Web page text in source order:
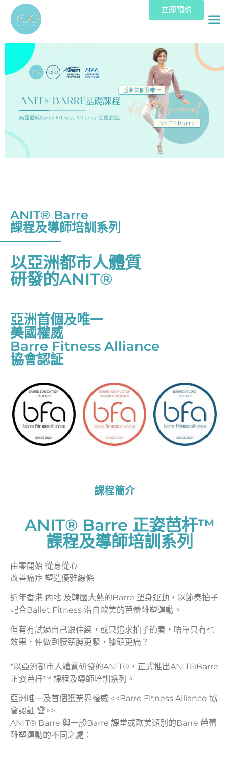
立即預約
ANIT® Barre
課程及導師培訓系列
以亞洲都市人體質
研發的ANIT®
亞洲首個及唯一
美國權威
Barre Fitness Alliance
協會認証
課程簡介
ANIT® Barre 正姿芭杆™
課程及導師培訓系列
由零開始 從身從心
改善痛症 塑造優雅線條
近年香港 內地 及韓國大熱的Barre 塑身運動，以節奏拍子
配合Ballet Fitness 沿自歐美的芭蕾雕塑運動。
但有冇試過自己跟住練，或只追求拍子節奏，唔單只冇乜
效果，仲做到腰頸膊更緊，膝頭更痛？
*以亞洲都市人體質研發的ANIT®，正式推出ANIT®Barre
正姿芭杆™ 課程及導師培訓系列。
亞洲唯一及首個獲業界權威 <<Barre Fitness Alliance 協
會認証 🏆>>
ANIT® Barre 與一般Barre 課堂或歐美類別的Barre 芭蕾
雕塑運動的不同之處：